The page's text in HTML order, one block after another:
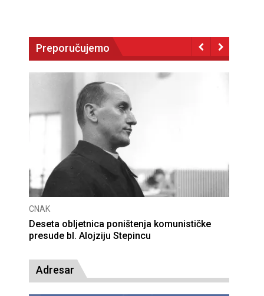
Preporučujemo
CNAK
Deseta obljetnica poništenja komunističke
presude bl. Alojziju Stepincu
Adresar